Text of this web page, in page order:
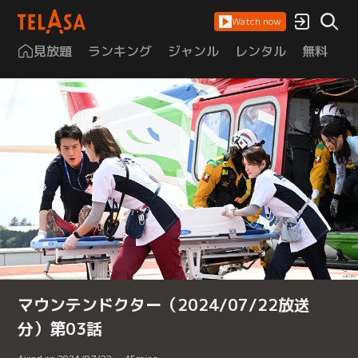
Watch now
見放題 ランキング ジャンル レンタル 無料
マウンテンドクター（2024/07/22放送
分）第03話